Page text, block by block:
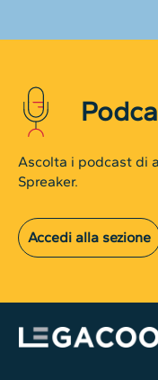
Ascolta i podcast di
Spreaker.
Accedi alla sezione